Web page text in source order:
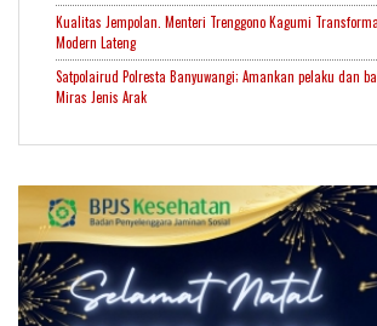
Kualitas Jempolan. Menteri Trenggono Kagumi
Modern Lateng
Satpolairud Polresta Banyuwangi; Amankan pelaku dan
Miras Jenis Arak